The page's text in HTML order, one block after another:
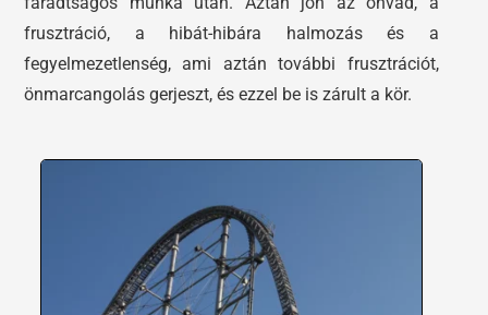
frusztráció, a hibát-hibára halmozás és a
fegyelmezetlenség, ami aztán további frusztrációt,
önmarcangolás gerjeszt, és ezzel be is zárult a kör.